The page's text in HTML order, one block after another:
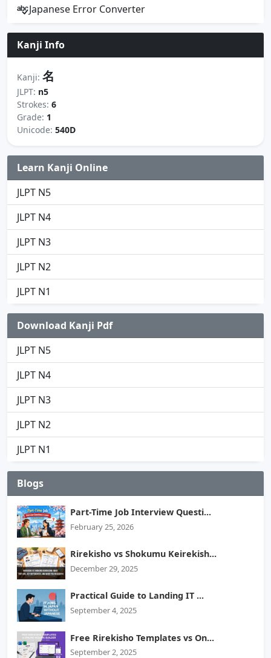
Japanese Error Converter
Kanji Info
Kanji: 名
JLPT: n5
Strokes: 6
Grade: 1
Unicode: 540D
Learn Kanji Online
JLPT N5
JLPT N4
JLPT N3
JLPT N2
JLPT N1
Download Kanji Pdf
JLPT N5
JLPT N4
JLPT N3
JLPT N2
JLPT N1
Blogs
Part-Time Job Interview Questi...
February 25, 2026
Rirekisho vs Shokumu Keirekish...
December 29, 2025
Practical Guide to Landing IT ...
September 4, 2025
Free Rirekisho Templates vs On...
September 2, 2025